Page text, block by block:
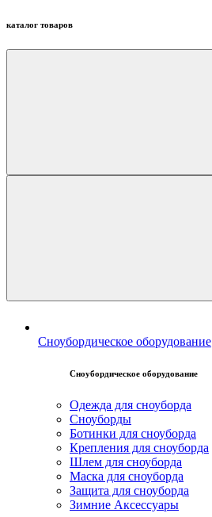
каталог товаров
Сноубордическое оборудование
Сноубордическое оборудование
Одежда для сноуборда
Сноуборды
Ботинки для сноуборда
Крепления для сноуборда
Шлем для сноуборда
Маска для сноуборда
Защита для сноуборда
Зимние Аксессуары